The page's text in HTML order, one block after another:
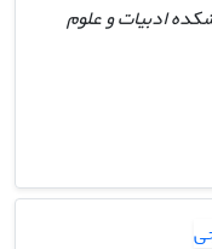
ادبیات و علوم